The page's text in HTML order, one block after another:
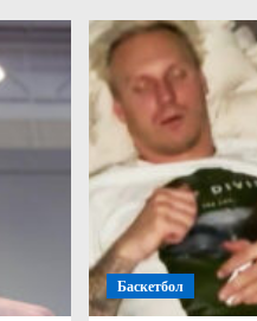
Баскетбол